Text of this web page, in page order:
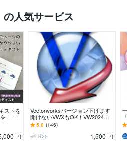
人気サービス
ストを
「簡
すい
円
Vectorworksバージョン下げます
開けないVWXもOK！VW2024→v
7 5.0 (146)
K25
1,500 円